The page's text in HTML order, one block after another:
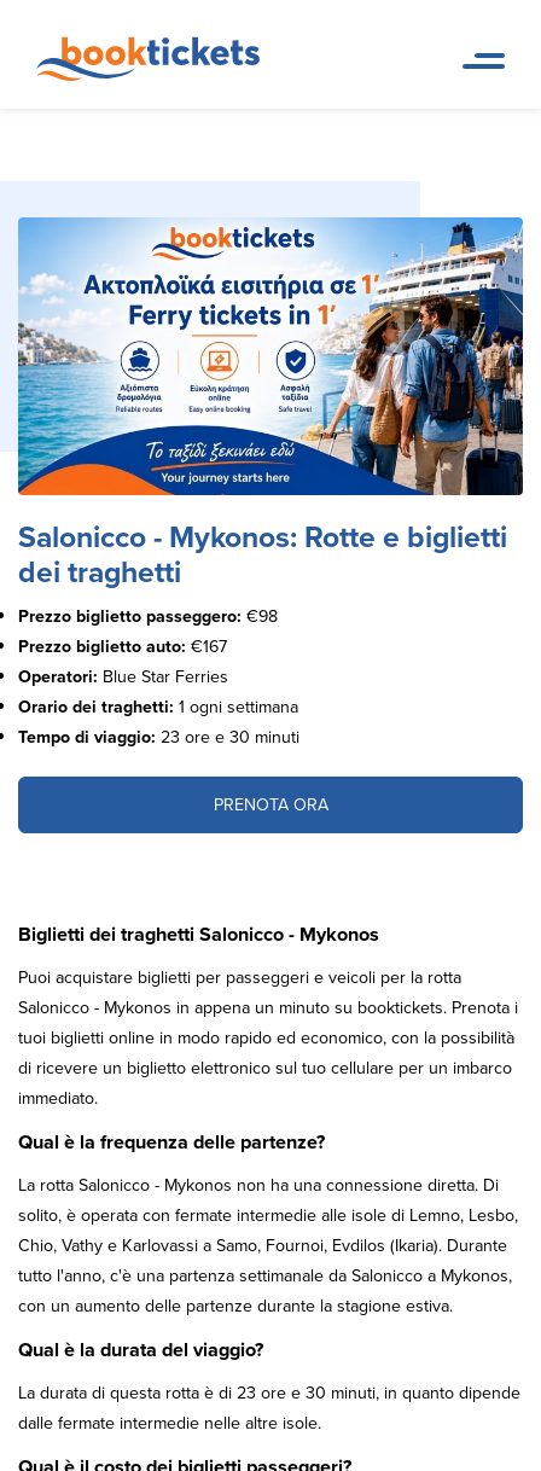
traghetti e biglietti
Salonicco - Mykonos: Rotte e biglietti
dei traghetti
Prezzo biglietto passeggero: €98
Prezzo biglietto auto: €167
Operatori: Blue Star Ferries
Orario dei traghetti: 1 ogni settimana
Tempo di viaggio: 23 ore e 30 minuti
PRENOTA ORA
Biglietti dei traghetti Salonicco - Mykonos
Puoi acquistare biglietti per passeggeri e veicoli per la rotta
Salonicco - Mykonos in appena un minuto su booktickets. Prenota i
tuoi biglietti online in modo rapido ed economico, con la possibilità
di ricevere un biglietto elettronico sul tuo cellulare per un imbarco
immediato.
Qual è la frequenza delle partenze?
La rotta Salonicco - Mykonos non ha una connessione diretta. Di
solito, è operata con fermate intermedie alle isole di Lemno, Lesbo,
Chio, Vathy e Karlovassi a Samo, Fournoi, Evdilos (Ikaria). Durante
tutto l'anno, c'è una partenza settimanale da Salonicco a Mykonos,
con un aumento delle partenze durante la stagione estiva.
Qual è la durata del viaggio?
La durata di questa rotta è di 23 ore e 30 minuti, in quanto dipende
dalle fermate intermedie nelle altre isole.